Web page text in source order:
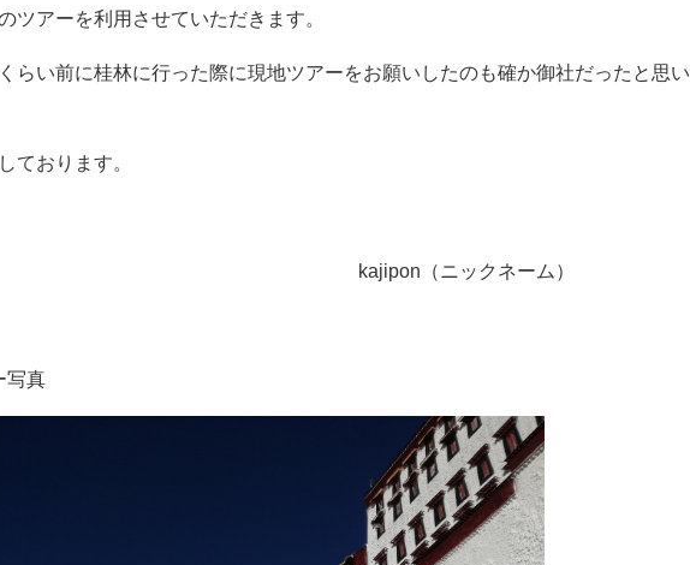
ツアーを利用させていただきます。
らい前に桂林に行った際に現地ツアーをお願いしたのも確か御社だったと思い
ております。
ニックネーム）
写真